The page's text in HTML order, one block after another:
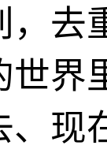
去
世界
、现